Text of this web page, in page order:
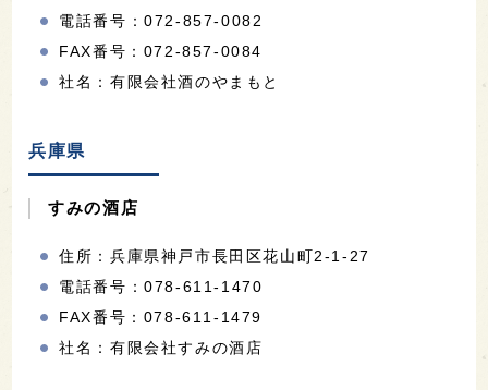
電話番号：072-857-0082
FAX番号：072-857-0084
社名：有限会社酒のやまもと
兵庫県
すみの酒店
住所：兵庫県神戸市長田区花山町2-1-27
電話番号：078-611-1470
FAX番号：078-611-1479
社名：有限会社すみの酒店